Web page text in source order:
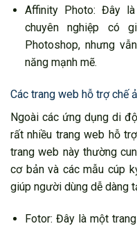
Affinity Photo: Đây
chuyên nghiệp có
Photoshop, nhưng
năng mạnh mẽ.
Các trang web hỗ trợ chế
Ngoài các ứng dụng di
rất nhiều trang web hỗ
trang web này thường
cơ bản và các mẫu cúp
giúp người dùng dễ dàng
Fotor: Đây là một